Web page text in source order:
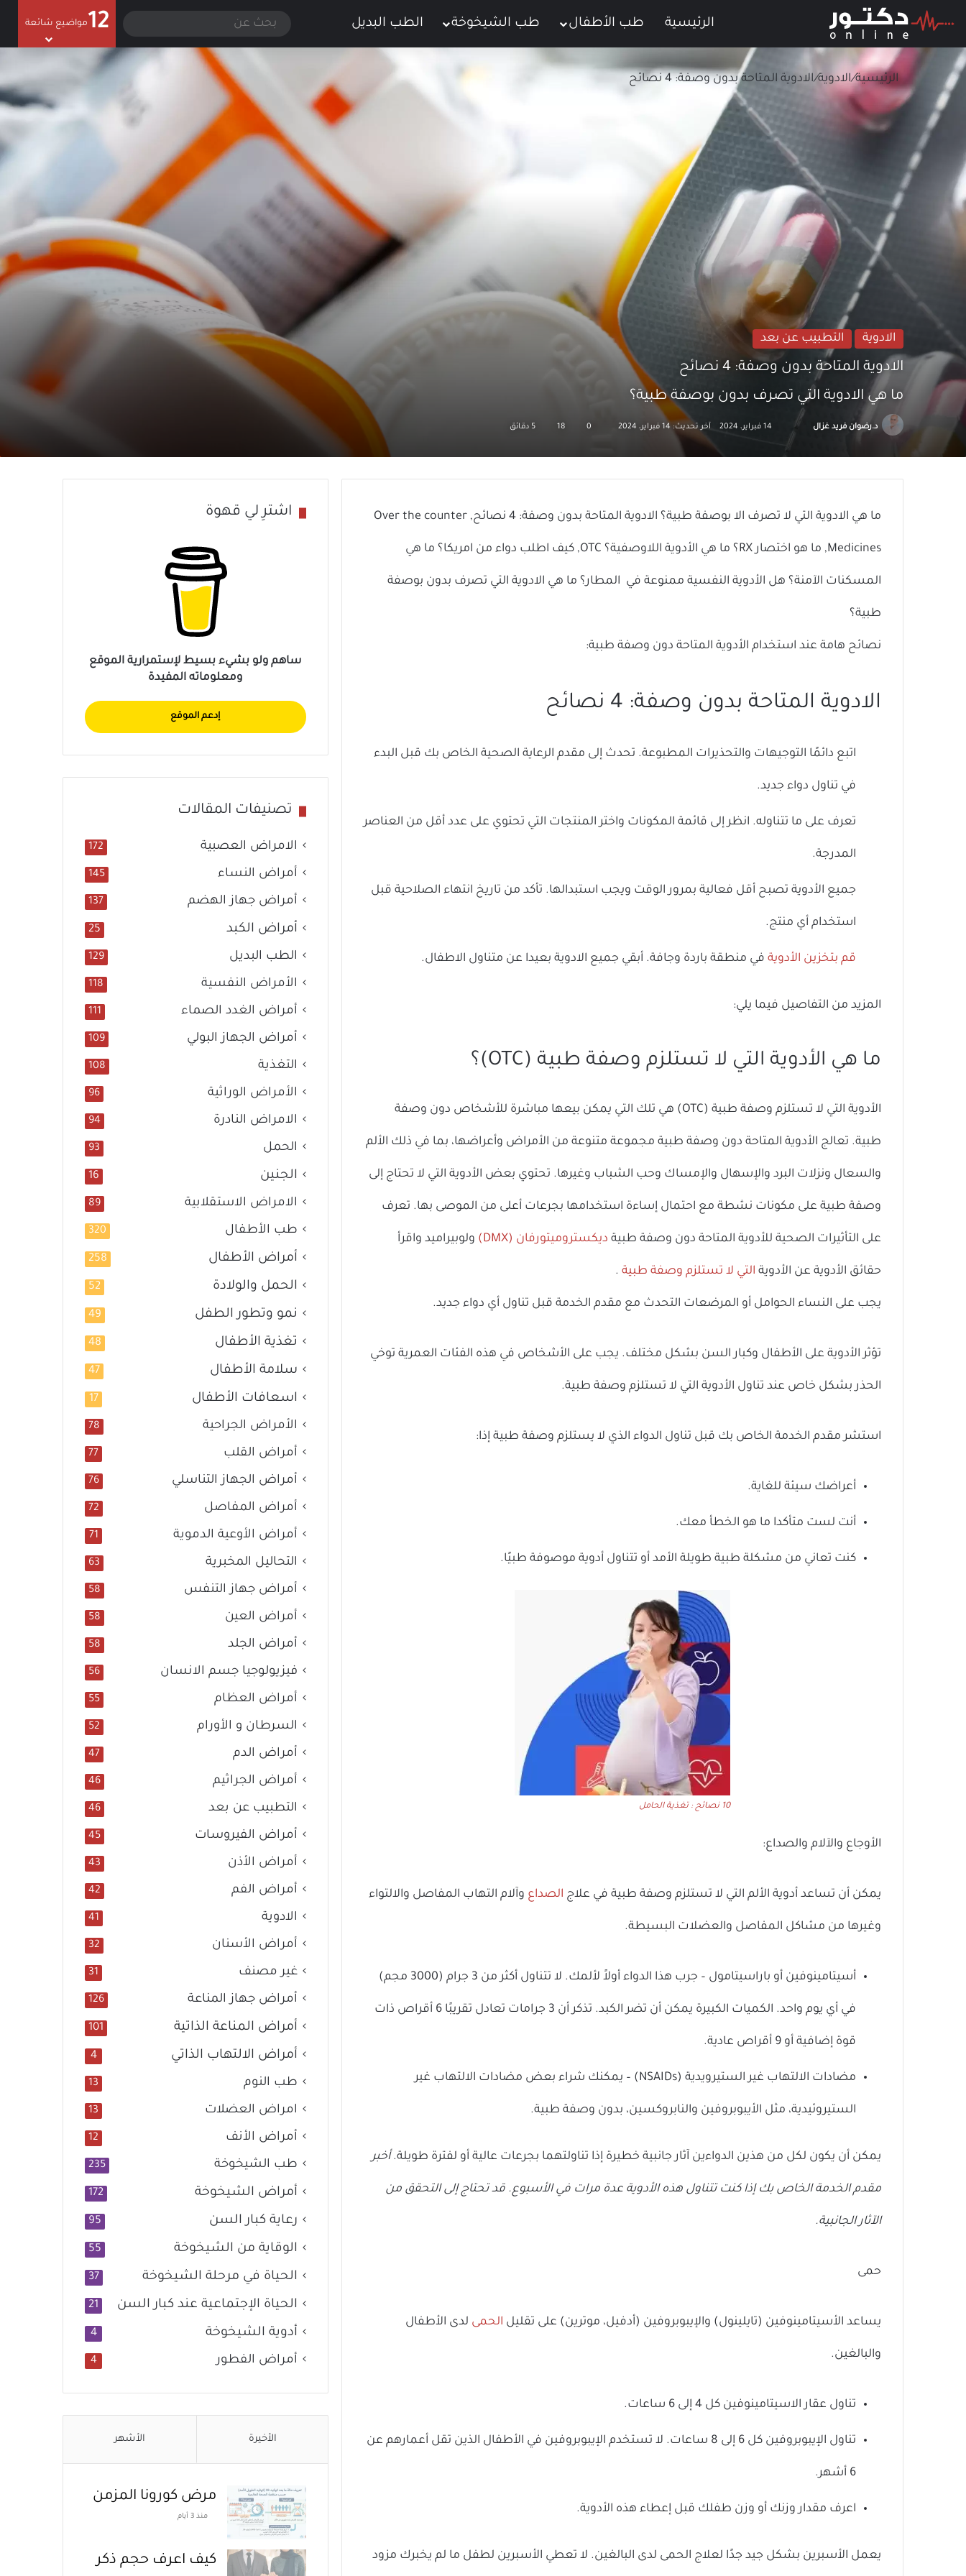
الرئيسية طب الأطفال طب الشيخوخة الطب البديل تسجيل الدخول
الوضع المظلم
عن
12 مواضيع شائعة
الرئيسية/الادوية/الادوية المتاحة بدون وصفة: 4 نصائح
الادوية التطبيب عن بعد
الادوية المتاحة بدون وصفة: 4 نصائح
ما هي الادوية التي تصرف بدون بوصفة طبية؟
د.رضوان فريد غزال
تابع
14 فبراير، 2024 آخر تحديث: 14 فبراير، 2024 0
18
ما هي الادوية التي لا تصرف الا بوصفة طبية؟ الادوية المتاحة بدون وصفة: 4 نصائح, Over the counter
Medicines, ما هو اختصار RX؟ ما هي الأدوية اللاوصفية؟ OTC, كيف اطلب دواء من امريكا؟ ما هي
المسكنات الآمنة؟ هل الأدوية النفسية ممنوعة في المطار؟ ما هي الادوية التي تصرف بدون بوصفة
طبية؟
نصائح هامة عند استخدام الأدوية المتاحة دون وصفة طبية:
الادوية المتاحة بدون وصفة: 4 نصائح
اتبع دائمًا التوجيهات والتحذيرات المطبوعة. تحدث إلى مقدم الرعاية الصحية الخاص بك قبل البدء
في تناول دواء جديد.
تعرف على ما تتناوله. انظر إلى قائمة المكونات واختر المنتجات التي تحتوي على عدد أقل من العناصر
المدرجة.
جميع الأدوية تصبح أقل فعالية بمرور الوقت ويجب استبدالها. تأكد من تاريخ انتهاء الصلاحية قبل
استخدام أي منتج.
قم بتخزين الأدوية في منطقة باردة وجافة. أبقي جميع الادوية بعيدا عن متناول الاطفال.
المزيد من التفاصيل فيما يلي:
ما هي الأدوية التي لا تستلزم وصفة طبية (OTC)؟
الأدوية التي لا تستلزم وصفة طبية (OTC) هي تلك التي يمكن بيعها مباشرة للأشخاص دون وصفة
طبية. تعالج الأدوية المتاحة دون وصفة طبية مجموعة متنوعة من الأمراض وأعراضها، بما في ذلك الألم
والسعال ونزلات البرد والإسهال والإمساك وحب الشباب وغيرها. تحتوي بعض الأدوية التي لا تحتاج إلى
وصفة طبية على مكونات نشطة مع احتمال إساءة استخدامها بجرعات أعلى من الموصى بها. تعرف
على التأثيرات الصحية للأدوية المتاحة دون وصفة طبية ديكستروميتورفان (DMX) ولوبيراميد واقرأ
حقائق الأدوية عن الأدوية التي لا تستلزم وصفة طبية .
يجب على النساء الحوامل أو المرضعات التحدث مع مقدم الخدمة قبل تناول أي دواء جديد.
تؤثر الأدوية على الأطفال وكبار السن بشكل مختلف. يجب على الأشخاص في هذه الفئات العمرية توخي
الحذر بشكل خاص عند تناول الأدوية التي لا تستلزم وصفة طبية.
استشر مقدم الخدمة الخاص بك قبل تناول الدواء الذي لا يستلزم وصفة طبية إذا:
أعراضك سيئة للغاية.
أنت لست متأكدا ما هو الخطأ معك.
كنت تعاني من مشكلة طبية طويلة الأمد أو تتناول أدوية موصوفة طبيًا.
10 نصائح : تغذية الحامل
الأوجاع والآلام والصداع:
يمكن أن تساعد أدوية الألم التي لا تستلزم وصفة طبية في علاج الصداع وآلام التهاب المفاصل والالتواء
وغيرها من مشاكل المفاصل والعضلات البسيطة.
أسيتامينوفين أو باراسيتامول – جرب هذا الدواء أولاً لألمك. لا تتناول أكثر من 3 جرام (3000 مجم)
في أي يوم واحد. الكميات الكبيرة يمكن أن تضر الكبد. تذكر أن 3 جرامات تعادل تقريبًا 6 أقراص ذات
قوة إضافية أو 9 أقراص عادية.
مضادات الالتهاب غير الستيرويدية (NSAIDs) – يمكنك شراء بعض مضادات الالتهاب غير
الستيروئيدية، مثل الأيبوبروفين والنابروكسين، بدون وصفة طبية.
يمكن أن يكون لكل من هذين الدواءين آثار جانبية خطيرة إذا تناولتهما بجرعات عالية أو لفترة طويلة.أخبر
مقدم الخدمة الخاص بك إذا كنت تتناول هذه الأدوية عدة مرات في الأسبوع. قد تحتاج إلى التحقق من
الآثار الجانبية.
حمى
يساعد الأسيتامينوفين (تايلينول) والإيبوبروفين (أدفيل، موترين) على تقليل الحمى لدى الأطفال
والبالغين.
تناول عقار الاسيتامينوفين كل 4 إلى 6 ساعات.
تناول الإيبوبروفين كل 6 إلى 8 ساعات. لا تستخدم الإيبوبروفين في الأطفال الذين تقل أعمارهم عن
6 أشهر.
اعرف مقدار وزنك أو وزن طفلك قبل إعطاء هذه الأدوية.
يعمل الأسبرين بشكل جيد جدًا لعلاج الحمى لدى البالغين. لا تعطي الأسبرين لطفل ما لم يخبرك مزود
اشترِ لي قهوة
ساهم ولو بشيء بسيط لإستمرارية الموقع
ومعلوماته المفيدة
إدعم الموقع
تصنيفات المقالات
الامراض العصبية 172
أمراض النساء 145
أمراض جهاز الهضم 137
أمراض الكبد 25
الطب البديل 129
الأمراض النفسية 118
أمراض الغدد الصماء 111
أمراض الجهاز البولي 109
التغذية 108
الأمراض الوراثية 96
الامراض النادرة 94
الحمل 93
الجنين 16
الامراض الاستقلابية 89
طب الأطفال 320
أمراض الأطفال 258
الحمل والولادة 52
نمو وتطور الطفل 49
تغذية الأطفال 48
سلامة الأطفال 47
اسعافات الأطفال 17
الأمراض الجراحية 78
أمراض القلب 77
أمراض الجهاز التناسلي 76
أمراض المفاصل 72
أمراض الأوعية الدموية 71
التحاليل المخبرية 63
أمراض جهاز التنفس 58
أمراض العين 58
أمراض الجلد 58
فيزيولوجيا جسم الانسان 56
أمراض العظام 55
السرطان و الأورام 52
أمراض الدم 47
أمراض الجراثيم 46
التطبيب عن بعد 46
أمراض الفيروسات 45
أمراض الأذن 43
أمراض الفم 42
الادوية 41
أمراض الأسنان 32
غير مصنف 31
أمراض جهاز المناعة 126
أمراض المناعة الذاتية 101
أمراض الالتهاب الذاتي 4
طب النوم 13
امراض العضلات 13
أمراض الأنف 12
طب الشيخوخة 235
أمراض الشيخوخة 172
رعاية كبار السن 95
الوقاية من الشيخوخة 55
الحياة في مرحلة الشيخوخة 37
الحياة الإجتماعية عند كبار السن 21
أدوية الشيخوخة 4
أمراض الفطور 4
الأخيرة الأشهر
مرض كورونا المزمن
منذ 3 أيام
كيف اعرف حجم ذكر